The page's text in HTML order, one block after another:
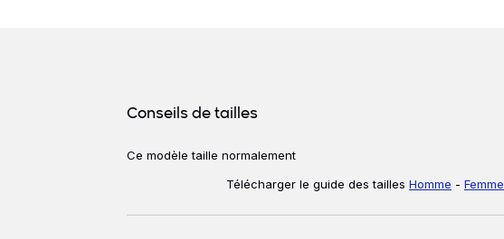
Détails produits
Conseils de tailles
Conseils de tailles
Ce modèle taille normalement
Télécharger le guide des tailles Homme - Femme